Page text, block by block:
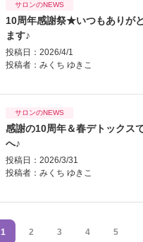
サロンのNEWS
10周年感謝祭★いつもありが
ます♪
投稿日：2026/4/1
投稿者： みくち ゆきこ
サロンのNEWS
感謝の10周年＆春デトックス
へ♪
投稿日：2026/3/31
投稿者： みくち ゆきこ
1 2 3 4 5